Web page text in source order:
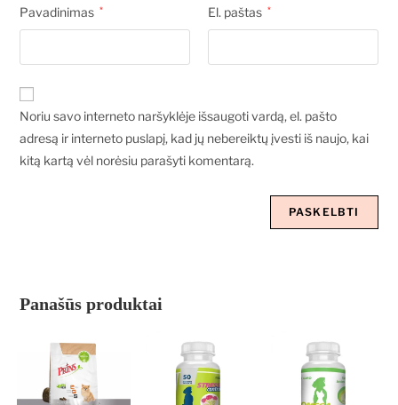
Pavadinimas * El. paštas *
Noriu savo interneto naršyklėje išsaugoti vardą, el. pašto
adresą ir interneto puslapį, kad jų nebereiktų įvesti iš naujo, kai
kitą kartą vėl norėsiu parašyti komentarą.
Panašūs produktai